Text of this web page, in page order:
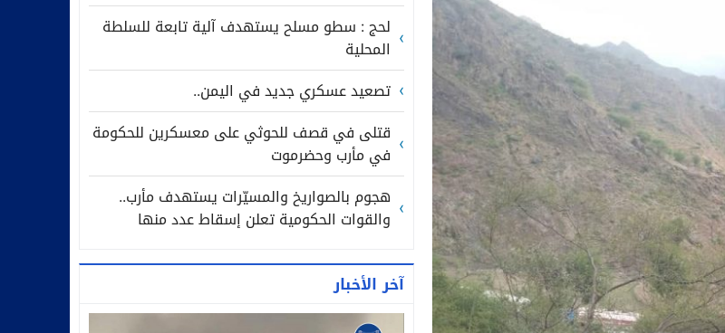
لحج : سطو مسلح يستهدف آلية تابعة للسلطة
المحلية
تصعيد عسكري جديد في اليمن..
قتلى في قصف للحوثي على معسكرين للحكومة
في مأرب وحضرموت
هجوم بالصواريخ والمسيّرات يستهدف مأرب..
والقوات الحكومية تعلن إسقاط عدد منها
آخر الأخبار